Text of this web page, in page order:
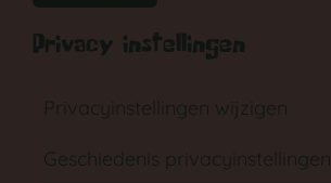
Privacy instellingen
Privacyinstellingen wijzigen
Geschiedenis privacyinstellingen
GA NAAR DE BABYGROEP